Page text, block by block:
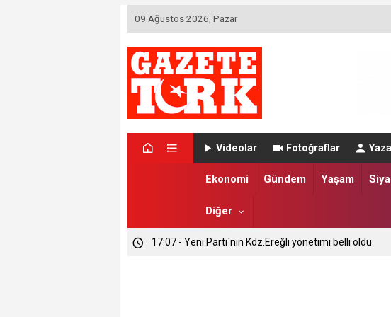
09 Ağustos 2026, Pazar
Videolar Fotoğraflar
Ekonomi Gündem Yaşam
Diğer
17:07 - Yeni Parti`nin Kdz.Ereğli yönetimi belli oldu